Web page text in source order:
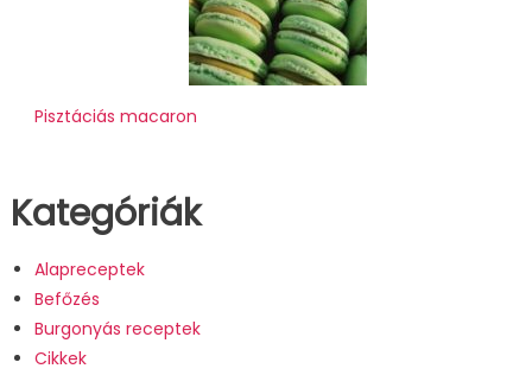
Pisztáciás macaron
Kategóriák
Alapreceptek
Befőzés
Burgonyás receptek
Cikkek